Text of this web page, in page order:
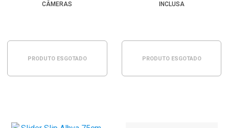
CÂMERAS
PRODUTO ESGOTADO
INCLUSA
PRODUTO ESGOTADO